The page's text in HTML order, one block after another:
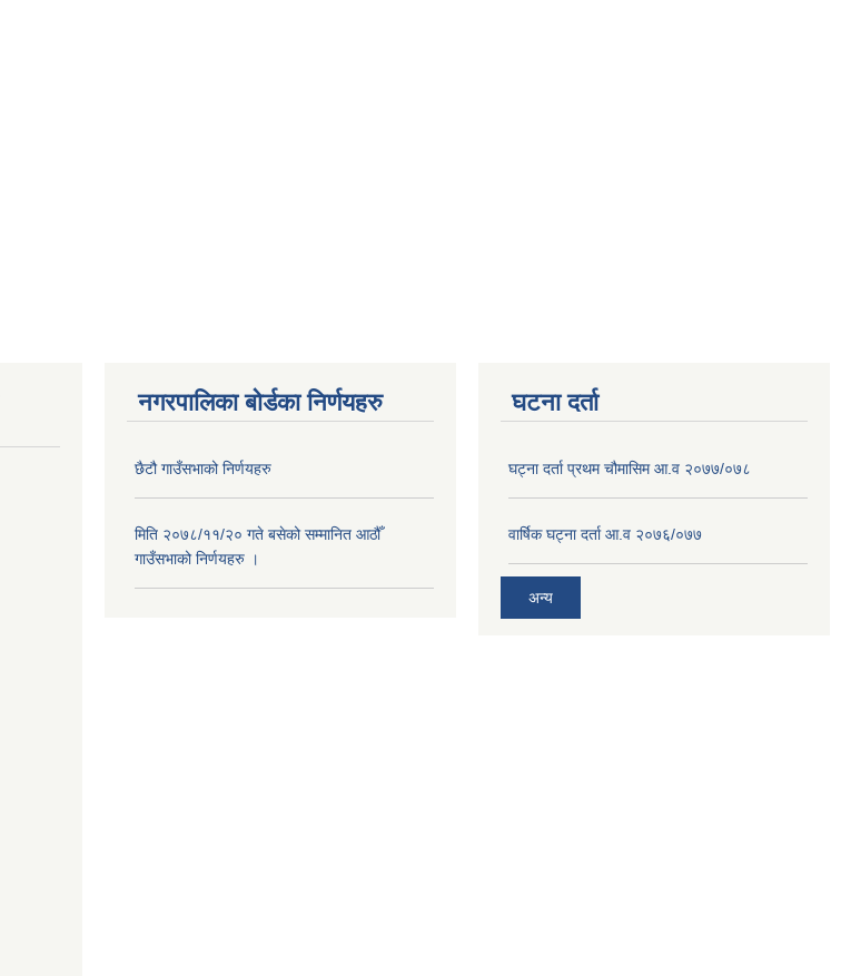
नगरपालिका बोर्डका निर्णयहरु
छैटौ गाउँसभाको निर्णयहरु
मिति २०७८/११/२० गते बसेको सम्मानित आठौँ
गाउँसभाको निर्णयहरु ।
घटना दर्ता
घट्ना दर्ता प्रथम चौमासिम आ.व २०७७/०७८
वार्षिक घट्ना दर्ता आ.व २०७६/०७७
अन्य